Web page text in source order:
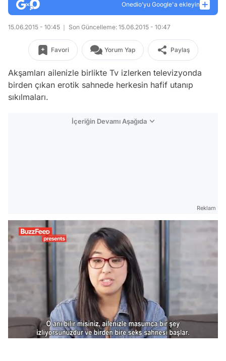
Onedio’yu Google'a ekleyin
15.06.2015 - 10:45 Son Güncelleme: 15.06.2015 - 10:47
Favori Yorum Yap Paylaş
Akşamları ailenizle birlikte Tv izlerken televizyonda
birden çıkan erotik sahnede herkesin hafif utanıp
sıkılmaları.
İçeriğin Devamı Aşağıda
Reklam
/